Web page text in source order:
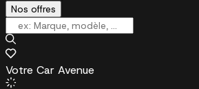
Nos offres
Votre Car Avenue